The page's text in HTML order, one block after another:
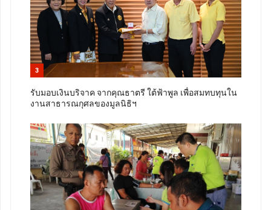
3
รับมอบเงินบริจาค จากคุณธาตรี ใต้ฟ้าพูล เพื่อสมทบทุนใน
งานสาธารณกุศลของมูลนิธิฯ